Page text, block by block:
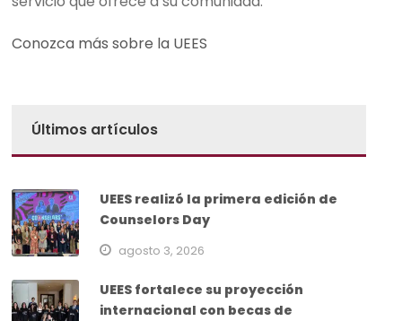
Conozca más sobre la UEES
Últimos artículos
UEES realizó la primera edición de
Counselors Day
agosto 3, 2026
UEES fortalece su proyección
internacional con becas de